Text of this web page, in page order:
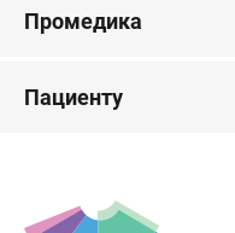
Промедика
Пациенту